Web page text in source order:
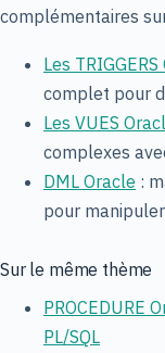
complémentaires
Les
complet pour
Les VUES
complexes
DML Oracle :
pour
Sur le même thème
PROCEDURE
PL/SQL